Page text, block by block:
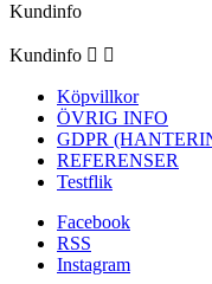
Kundinfo
Kundinfo  
Köpvillkor
ÖVRIG INFO
GDPR
REFERENSER
Testflik
Facebook
RSS
Instagram